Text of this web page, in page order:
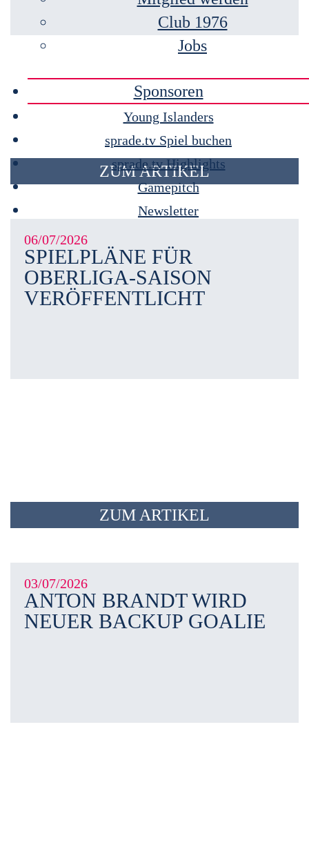
Club 1976
Jobs
Sponsoren
Young Islanders
sprade.tv Spiel buchen
sprade.tv Highlights
Gamepitch
Newsletter
ZUM ARTIKEL
06/07/2026
SPIELPLÄNE FÜR
OBERLIGA-SAISON
VERÖFFENTLICHT
ZUM ARTIKEL
03/07/2026
ANTON BRANDT WIRD
NEUER BACKUP GOALIE